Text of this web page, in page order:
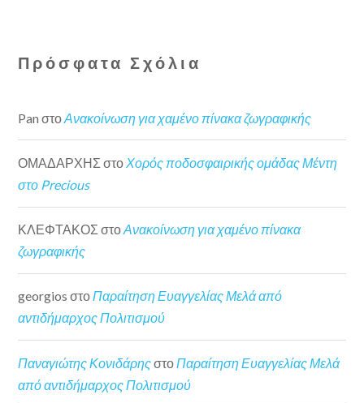
Πρόσφατα Σχόλια
Pan στοΑνακοίνωση για χαμένο πίνακα ζωγραφικής
ΟΜΑΔΑΡΧΗΣ στοΧορός ποδοσφαιρικής ομάδας Μέντη
στο Precious
ΚΛΕΦΤΑΚΟΣ στοΑνακοίνωση για χαμένο πίνακα
ζωγραφικής
georgios στοΠαραίτηση Ευαγγελίας Μελά από
αντιδήμαρχος Πολιτισμού
Παναγιώτης Κονιδάρηςστο Παραίτηση Ευαγγελίας Μελά
από αντιδήμαρχος Πολιτισμού